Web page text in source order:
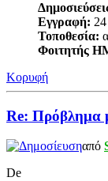
Εγγραφή:
Τοποθεσία:
Φοιτητής
Κορυφή
Re: Πρόβλημα
από
De